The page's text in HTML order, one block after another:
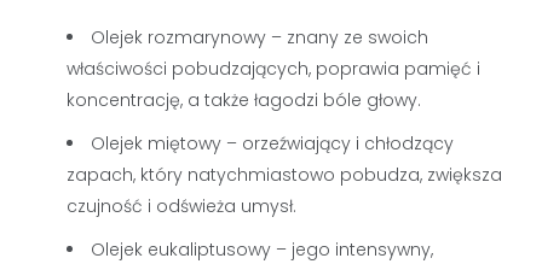
Olejek rozmarynowy – znany ze swoich
właściwości pobudzających, poprawia pamięć i
koncentrację, a także łagodzi bóle głowy.
Olejek miętowy – orzeźwiający i chłodzący
zapach, który natychmiastowo pobudza, zwiększa
czujność i odświeża umysł.
Olejek eukaliptusowy – jego intensywny,